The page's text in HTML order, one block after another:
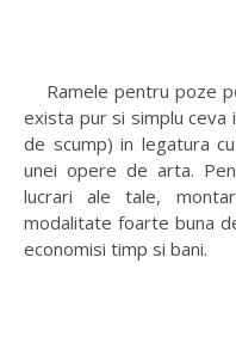
Ramele pentru poze
exista pur si simplu ceva
de scump) in legatura
unei opere de arta.
lucrari ale tale,
modalitate foarte buna
economisi timp si bani.